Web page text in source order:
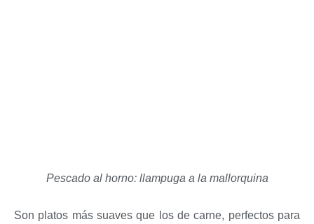
Pescado al horno: llampuga a la mallorquina
Son platos más suaves que los de carne, perfectos para